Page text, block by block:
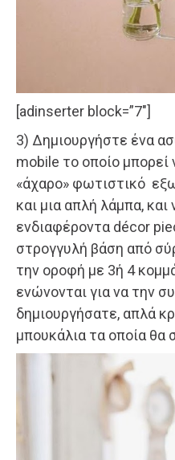
[adinserter block=”7″]
3) Δημιουργήστε ένα
mobile το οποίο μπορεί
«άχαρο» φωτιστικό
και μια απλή λάμπα,
ενδιαφέροντα décor
στρογγυλή βάση από
την οροφή με 3ή 4
ενώνονται για να την
δημιουργήσατε, απλά
μπουκάλια τα οποία θα